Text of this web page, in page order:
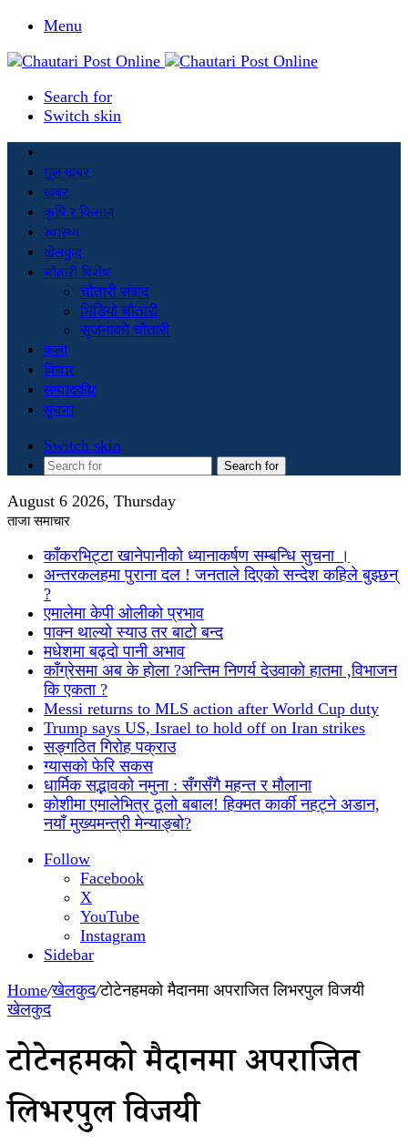
Menu
Search for
Switch skin
मूल खबर
खबर
कृषि र किसान
स्वास्थ्य
खेलकुद
चौतारी विशेष
चौतारी संवाद
भिडियो चौतारी
सृजनाको चौतारी
कला
विचार
सम्पादकीय
सुचना
Switch skin
Search for
August 6 2026, Thursday
ताजा समाचार
काँकरभिट्टा खानेपानीको ध्यानाकर्षण सम्बन्धि सुचना ।
अन्तरकलहमा पुराना दल ! जनताले दिएको सन्देश कहिले बुझ्छन्
?
एमालेमा केपी ओलीको प्रभाव
पाक्न थाल्यो स्याउ तर बाटो बन्द
मधेशमा बढ्दो पानी अभाव
काँग्रेसमा अब के होला ?अन्तिम निणर्य देउवाको हातमा ,विभाजन
कि एकता ?
Messi returns to MLS action after World Cup duty
Trump says US, Israel to hold off on Iran strikes
सङ्गठित गिरोह पक्राउ
ग्यासको फेरि सकस
धार्मिक सद्भावको नमुना : सँगसँगै महन्त र मौलाना
कोशीमा एमालेभित्र ठूलो बबाल! हिक्मत कार्की नहट्ने अडान,
नयाँ मुख्यमन्त्री मेन्याङ्बो?
Follow
Facebook
X
YouTube
Instagram
Sidebar
Home/खेलकुद/टोटेनहमको मैदानमा अपराजित लिभरपुल विजयी
खेलकुद
टोटेनहमको मैदानमा अपराजित
लिभरपुल विजयी